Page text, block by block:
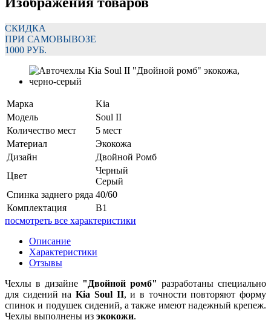
СКИДКА
ПРИ САМОВЫВОЗЕ
1000 РУБ.
Марка
Kia
Модель
Soul II
Количество мест
5 мест
Материал
Экокожа
Дизайн
Двойной Ромб
Цвет
Черный
Серый
Спинка заднего ряда 40/60
Комплектация
В1
посмотреть все характеристики
Описание
Характеристики
Отзывы
Чехлы в дизайне "Двойной ромб" разработаны специально
для сидений наKia Soul II, и в точности повторяют форму
спинок и подушек сидений, а также имеют надежный крепеж.
Чехлы выполнены из экокожи.